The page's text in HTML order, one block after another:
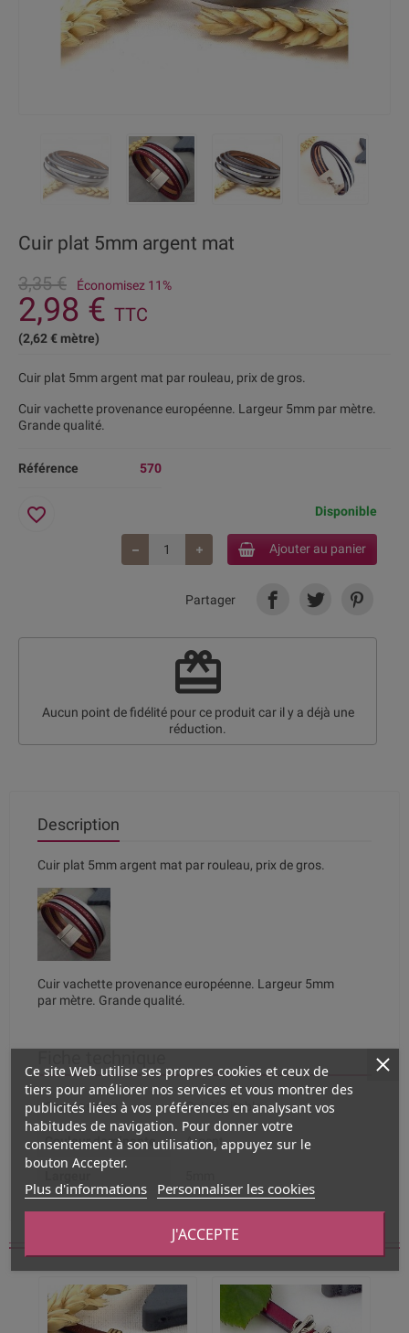
Cuir plat 5mm argent mat
3,35 €
Économisez 11%
2,98 € TTC
(2,62 € mètre)
Cuir plat 5mm argent mat par rouleau, prix de gros.
Cuir vachette provenance européenne. Largeur 5mm par mètre.
Grande qualité.
Référence 570
Disponible
Ajouter au panier
favorite_border
Partager
redeem
Aucun point de fidélité pour ce produit car il y a déjà une
réduction.
Description
Cuir plat 5mm argent mat par rouleau, prix de gros.
Cuir vachette provenance européenne. Largeur 5mm
par mètre. Grande qualité.
Composition Cuir Véritable
Couleur dominante Argent
Vous aimerez aussi
Ce site Web utilise ses propres cookies et ceux de
tiers pour améliorer nos services et vous montrer des
publicités liées à vos préférences en analysant vos
habitudes de navigation. Pour donner votre
consentement à son utilisation, appuyez sur le
bouton Accepter.
Plus d'informations Personnaliser les cookies
J'ACCEPTE